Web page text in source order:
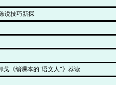
说技巧新探
《编课本的"语文人"》荐读